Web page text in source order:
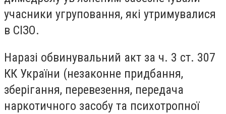
учасники угруповання, які утримувалися
в СІЗО.
Наразі обвинувальний акт за ч. 3 ст. 307
КК України (незаконне придбання,
зберігання, перевезення, передача
наркотичного засобу та психотропної